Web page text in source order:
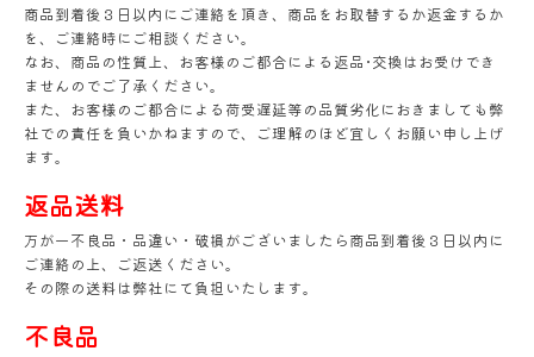
商品到着後３日以内にご連絡を頂き、商品をお取替するか返金するか
を、ご連絡時にご相談ください。
なお、商品の性質上、お客様のご都合による返品･交換はお受けでき
ませんのでご了承ください。
また、お客様のご都合による荷受遅延等の品質劣化におきましても弊
社での責任を負いかねますので、ご理解のほど宜しくお願い申し上げ
ます。
返品送料
万が一不良品・品違い・破損がございましたら商品到着後３日以内に
ご連絡の上、ご返送ください。
その際の送料は弊社にて負担いたします。
不良品